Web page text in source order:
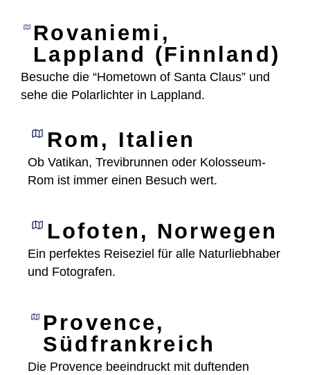
Rovaniemi,
Lappland (Finnland)
Besuche die “Hometown of Santa Claus” und
sehe die Polarlichter in Lappland.
Rom, Italien
Ob Vatikan, Trevibrunnen oder Kolosseum-
Rom ist immer einen Besuch wert.
Lofoten, Norwegen
Ein perfektes Reiseziel für alle Naturliebhaber
und Fotografen.
Provence,
Südfrankreich
Die Provence beeindruckt mit duftenden